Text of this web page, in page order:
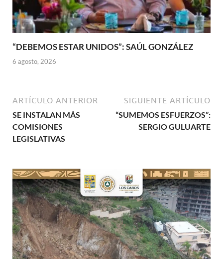
“DEBEMOS ESTAR UNIDOS”: SAÚL GONZÁLEZ
6 agosto, 2026
ARTÍCULO ANTERIOR
SE INSTALAN MÁS
COMISIONES
LEGISLATIVAS
SIGUIENTE ARTÍCULO
“SUMEMOS ESFUERZOS”:
SERGIO GULUARTE